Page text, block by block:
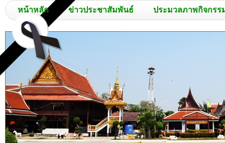
หน้าหลัก ข่าวประชาสัมพันธ์ ประมวลภาพกิจกรร